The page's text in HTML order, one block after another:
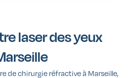
laser des yeux
de chirurgie réfractive à Marseille,